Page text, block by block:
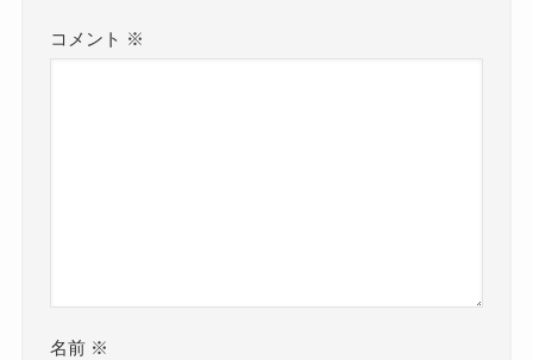
コメント ※
名前 ※